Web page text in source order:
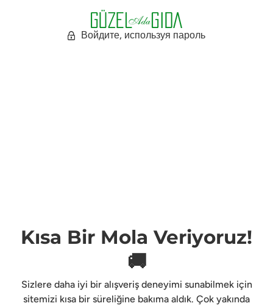
Войдите, используя пароль
Kısa Bir Mola Veriyoruz!
🚚
Sizlere daha iyi bir alışveriş deneyimi sunabilmek için
sitemizi kısa bir süreliğine bakıma aldık. Çok yakında